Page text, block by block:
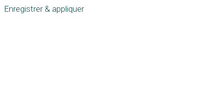
Enregistrer & appliquer